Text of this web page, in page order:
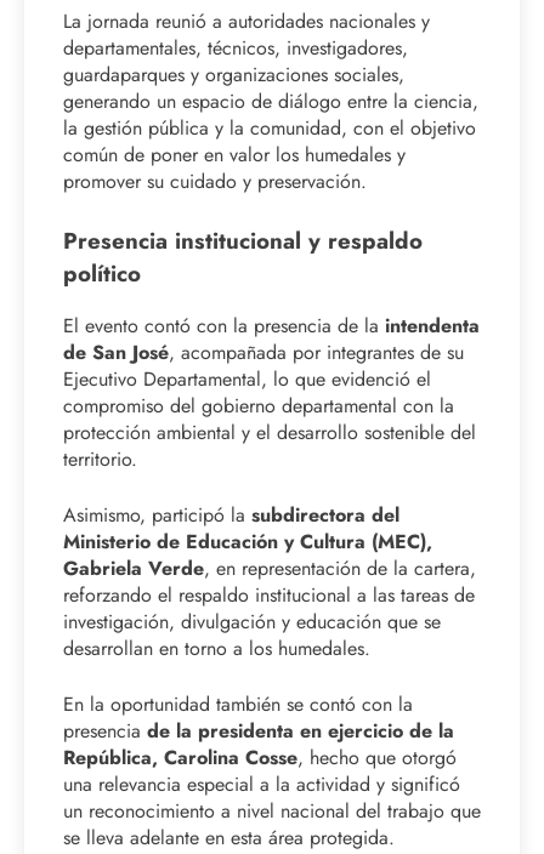
La jornada reunió a autoridades nacionales y
departamentales, técnicos, investigadores,
guardaparques y organizaciones sociales,
generando un espacio de diálogo entre la ciencia,
la gestión pública y la comunidad, con el objetivo
común de poner en valor los humedales y
promover su cuidado y preservación.
Presencia institucional y respaldo
político
El evento contó con la presencia de la intendenta
de San José, acompañada por integrantes de su
Ejecutivo Departamental, lo que evidenció el
compromiso del gobierno departamental con la
protección ambiental y el desarrollo sostenible del
territorio.
Asimismo, participó la subdirectora del
Ministerio de Educación y Cultura (MEC),
Gabriela Verde, en representación de la cartera,
reforzando el respaldo institucional a las tareas de
investigación, divulgación y educación que se
desarrollan en torno a los humedales.
En la oportunidad también se contó con la
presencia de la presidenta en ejercicio de la
República, Carolina Cosse, hecho que otorgó
una relevancia especial a la actividad y significó
un reconocimiento a nivel nacional del trabajo que
se lleva adelante en esta área protegida.